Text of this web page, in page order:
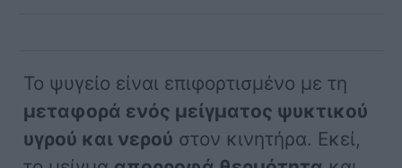
Το ψυγείο είναι επιφορτισμένο με τη
μεταφορά ενός μείγματος ψυκτικού
υγρού και νερού στον κινητήρα. Εκεί,